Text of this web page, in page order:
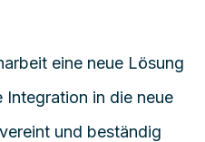
eine neue Lösung
in die neue
und beständig